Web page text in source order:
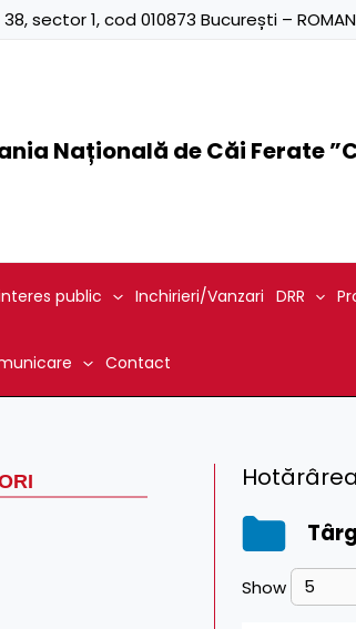
sector 1, cod 010873 București –
Națională de Căi Ferate
public Inchirieri/Vanzari DRR
Contact
Show